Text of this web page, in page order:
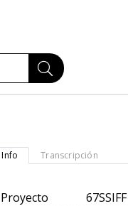
Info Transcripción
Proyecto
67SSIFF